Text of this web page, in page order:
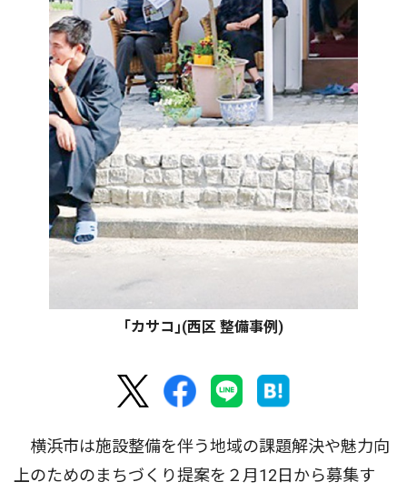
｢カサコ｣(西区 整備事例)
横浜市は施設整備を伴う地域の課題解決や魅力向
上のためのまちづくり提案を２月12日から募集す